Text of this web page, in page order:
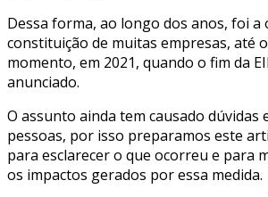
Dessa forma, ao longo dos anos, foi a
constituição de muitas empresas, até
momento, em 2021, quando o fim da
anunciado.
O assunto ainda tem causado dúvidas
pessoas, por isso preparamos este
para esclarecer o que ocorreu e para
os impactos gerados por essa medida.